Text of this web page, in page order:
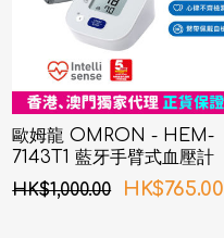
歐姆龍 OMRON - HEM-
7143T1 藍牙手臂式血壓計
HK$1,000.00
HK$765.00